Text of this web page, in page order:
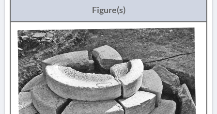
Figure(s)